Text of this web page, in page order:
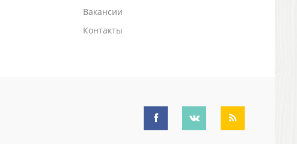
Вакансии
Контакты